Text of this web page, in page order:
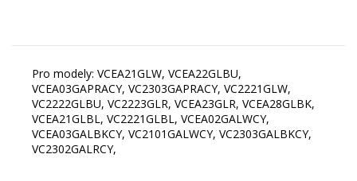
Pro modely: VCEA21GLW, VCEA22GLBU,
VCEA03GAPRACY, VC2303GAPRACY, VC2221GLW,
VC2222GLBU, VC2223GLR, VCEA23GLR, VCEA28GLBK,
VCEA21GLBL, VC2221GLBL, VCEA02GALWCY,
VCEA03GALBKCY, VC2101GALWCY, VC2303GALBKCY,
VC2302GALRCY,